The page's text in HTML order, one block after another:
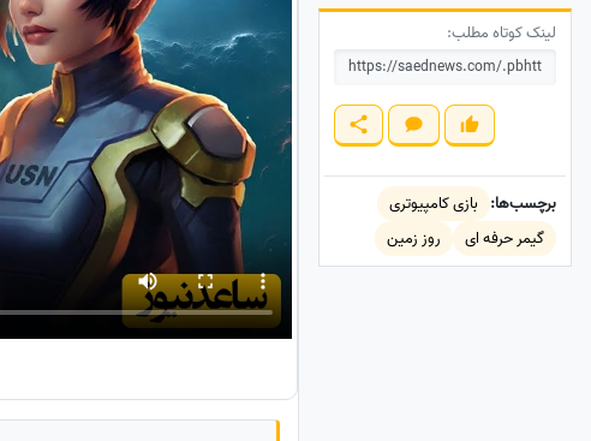
لینک کوتاه مطلب:
برچسب‌ها: بازی کامپیوتری
گیمر حرفه ای
روز زمین